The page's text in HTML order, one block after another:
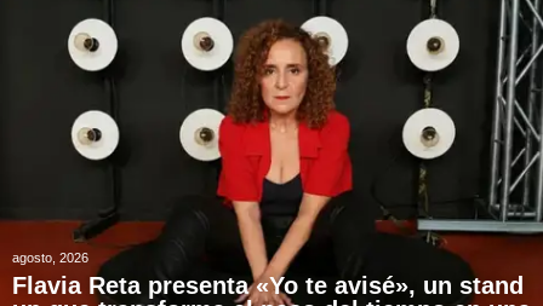
agosto, 2026
Flavia Reta presenta «Yo te avisé», un stand